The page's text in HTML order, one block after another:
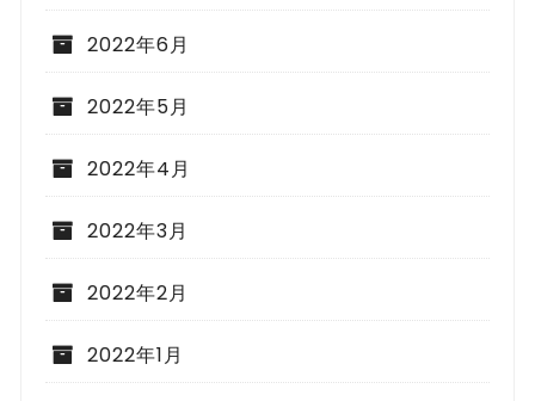
2022年6月
2022年5月
2022年4月
2022年3月
2022年2月
2022年1月